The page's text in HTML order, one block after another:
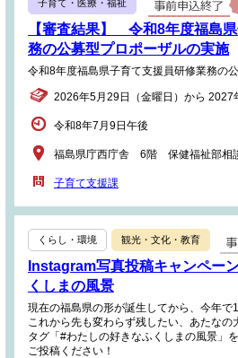
子育て・医療・福祉
【審査結果】 令和8年度福島
務の公募型プロポーザルの実施
令和8年度福島県子育て支援員研修業務の
2026年5月29日（金曜日）から 2027
令和8年7月9日午後
福島県庁西庁舎 6階 保健福祉部相
子育て支援課
くらし・環境 観光・文化・教育
Instagram写真投稿キャンペー
くしまの風景
現在の福島県の形が誕生してから、今年で
これから先も変わらず残したい、あたなの
タグ「#わたしの好きなふくしまの風景」
ご投稿ください！